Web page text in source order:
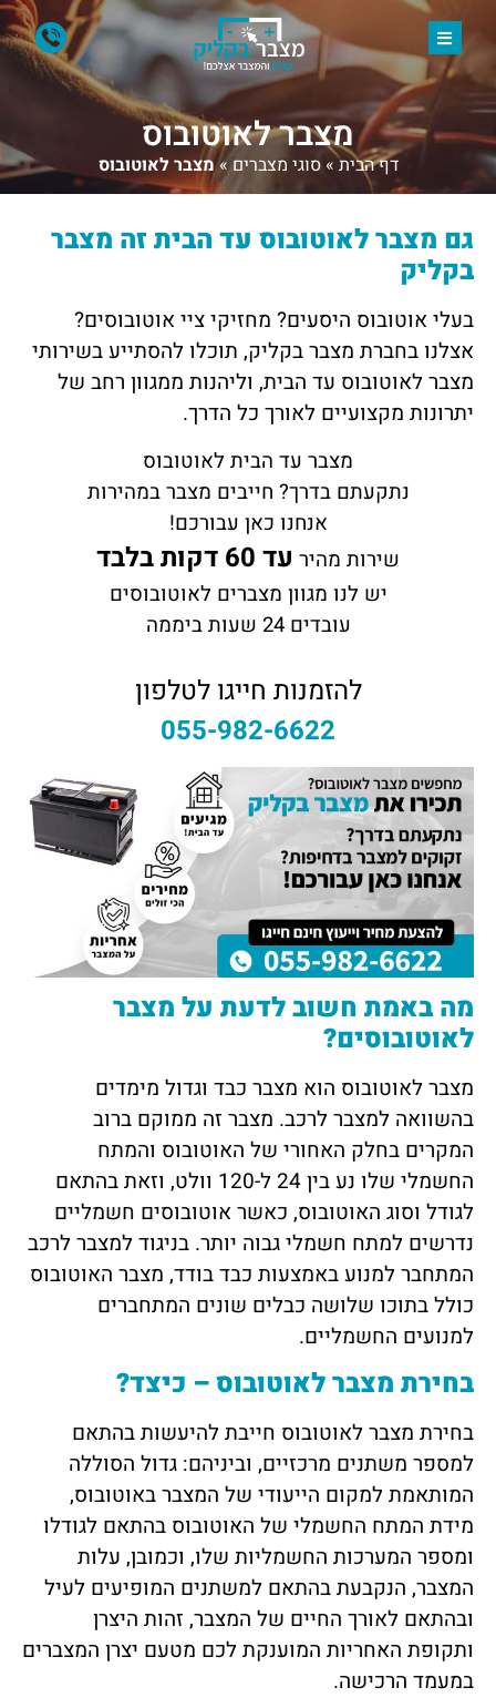
מצבר לאוטובוס
דף הבית»סוגי מצברים»מצבר לאוטובוס
גם מצבר לאוטובוס עד הבית זה מצבר
בקליק
בעלי אוטובוס היסעים? מחזיקי ציי אוטובוסים?
אצלנו בחברת מצבר בקליק, תוכלו להסתייע בשירותי
מצבר לאוטובוס עד הבית, וליהנות ממגוון רחב של
יתרונות מקצועיים לאורך כל הדרך.
מצבר עד הבית לאוטובוס
נתקעתם בדרך? חייבים מצבר במהירות
אנחנו כאן עבורכם!
שירות מהיר עד 60 דקות בלבד
יש לנו מגוון מצברים לאוטובוסים
עובדים 24 שעות ביממה
להזמנות חייגו לטלפון
055-982-6622
מה באמת חשוב לדעת על מצבר
לאוטובוסים?
מצבר לאוטובוס הוא מצבר כבד וגדול מימדים
בהשוואה למצבר לרכב. מצבר זה ממוקם ברוב
המקרים בחלק האחורי של האוטובוס והמתח
החשמלי שלו נע בין 24 ל-120 וולט, וזאת בהתאם
לגודל וסוג האוטובוס, כאשר אוטובוסים חשמליים
נדרשים למתח חשמלי גבוה יותר. בניגוד למצבר לרכב
המתחבר למנוע באמצעות כבד בודד, מצבר האוטובוס
כולל בתוכו שלושה כבלים שונים המתחברים
למנועים החשמליים.
בחירת מצבר לאוטובוס – כיצד?
בחירת מצבר לאוטובוס חייבת להיעשות בהתאם
למספר משתנים מרכזיים, וביניהם: גדול הסוללה
המותאמת למקום הייעודי של המצבר באוטובוס,
מידת המתח החשמלי של האוטובוס בהתאם לגודלו
ומספר המערכות החשמליות שלו, וכמובן, עלות
המצבר, הנקבעת בהתאם למשתנים המופיעים לעיל
ובהתאם לאורך החיים של המצבר, זהות היצרן
ותקופת האחריות המוענקת לכם מטעם יצרן המצברים
במעמד הרכישה.